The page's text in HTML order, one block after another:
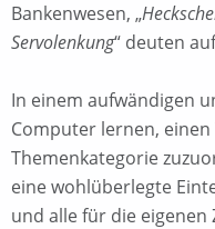
Bankenwesen, „
Servolenkung“ deuten
In einem aufwändigen
Computer lernen,
Themenkategorie
eine wohlüberlegte
und alle für die eigenen